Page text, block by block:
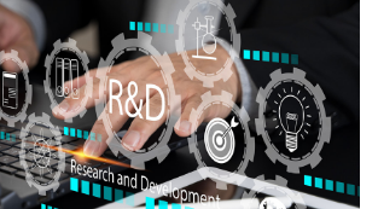
ของเขากล่าวว่า สามีต้องการอุทิศรางวัล
ชีวิตในเหตุการณ์นองเลือด 4 มิถุนายน
นอันเหมิน ขณะที่เธอต้องถูกทางการ
แต่ในบ้านมาจนถึงปัจจุบันนับตั้งแต่สามี
ล อันมีส่วนทำให้เธอประสบภาวะซึมเศร้า